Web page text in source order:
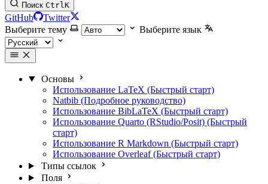
Поиск CtrlK
GitHub
Twitter
Выберите тему
Выберите язык
Основы
Использование LaTeX (Быстрый старт)
Natbib (Подробное руководство)
Использование BibLaTeX (Быстрый старт)
Использование Quarto (RStudio/Posit) (Быстрый
старт)
Использование R Markdown (Быстрый старт)
Использование Overleaf (Быстрый старт)
Типы ссылок
Поля